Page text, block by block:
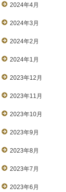
2024年4月
2024年3月
2024年2月
2024年1月
2023年12月
2023年11月
2023年10月
2023年9月
2023年8月
2023年7月
2023年6月